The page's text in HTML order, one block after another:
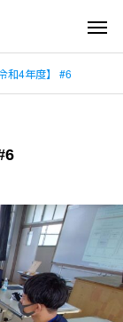
和4年度】 #6